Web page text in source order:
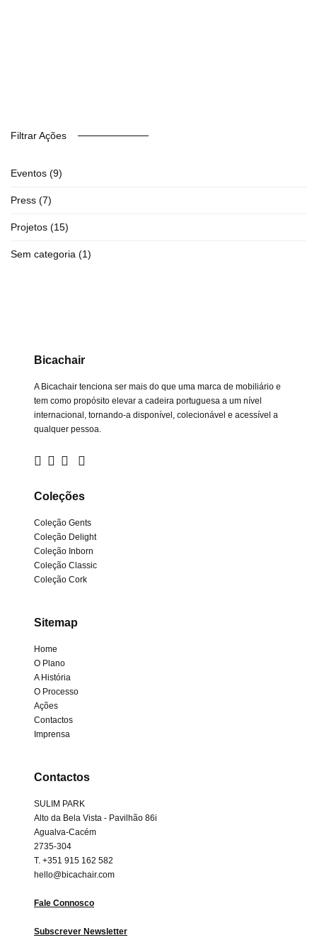
Filtrar Ações
Eventos (9)
Press (7)
Projetos (15)
Sem categoria (1)
Bicachair
A Bicachair tenciona ser mais do que uma marca de mobiliário e
tem como propósito elevar a cadeira portuguesa a um nível
internacional, tornando-a disponível, colecionável e acessível a
qualquer pessoa.
Coleções
Coleção Gents
Coleção Delight
Coleção Inborn
Coleção Classic
Coleção Cork
Sitemap
Home
O Plano
A História
O Processo
Ações
Contactos
Imprensa
Contactos
SULIM PARK
Alto da Bela Vista - Pavilhão 86i
Agualva-Cacém
2735-304
T. +351 915 162 582
hello@bicachair.com
Fale Connosco
Subscrever Newsletter